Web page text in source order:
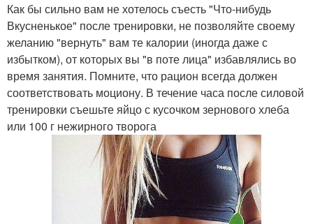
Как бы сильно вам не хотелось съесть "Что-нибудь
Вкусненькое" после тренировки, не позволяйте своему
желанию "вернуть" вам те калории (иногда даже с
избытком), от которых вы "в поте лица" избавлялись во
время занятия. Помните, что рацион всегда должен
соответствовать моциону. В течение часа после силовой
тренировки съешьте яйцо с кусочком зернового хлеба
или 100 г нежирного творога